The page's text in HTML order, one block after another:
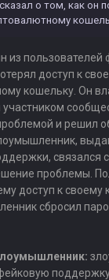
о том, как он
из пользователей
доступ к
кошельку. Он
и решил
связался
проблемы.
доступ к своему
сбросил